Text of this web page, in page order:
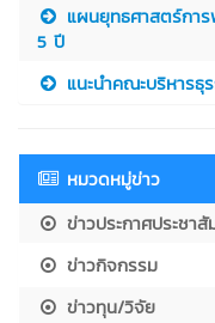
แผนยุทธศาสตร์กา
5 ปี
แนะนำคณะบริหาร
หมวดหมู่ข่าว
ข่าวประกาศประชา
ข่าวกิจกรรม
ข่าวทุน/วิจัย